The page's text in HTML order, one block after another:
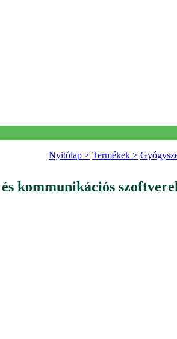
Nyitólap > Termékek >
kommunikációs